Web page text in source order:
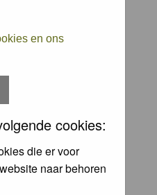
en ons
cookies:
die er voor
naar behoren
visit: